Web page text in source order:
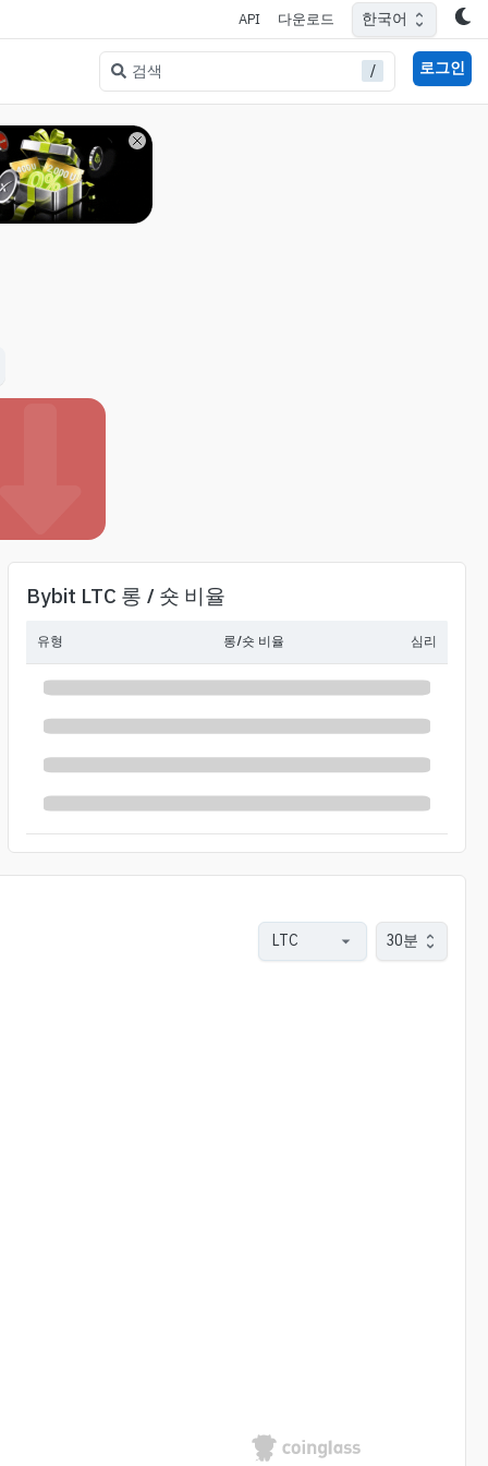
API 다운로드 한국어
검색 / 로그인
Bybit LTC 롱 / 숏 비율
유형 롱/숏 비율 심리
30분